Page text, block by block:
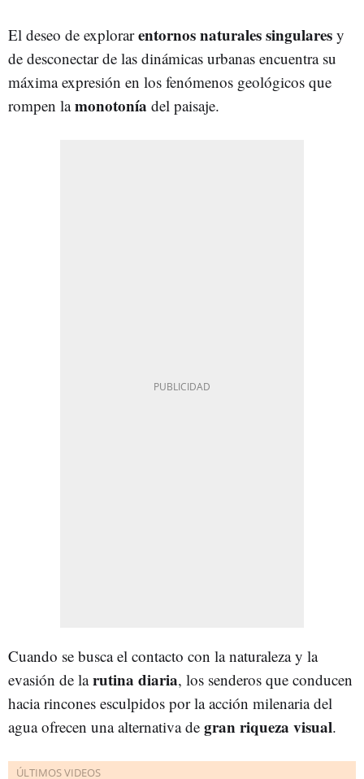
El deseo de explorarentornos naturales singulares y
de desconectar de las dinámicas urbanas encuentra su
máxima expresión en los fenómenos geológicos que
rompen lamonotonía del paisaje.
Cuando se busca el contacto con la naturaleza y la
evasión de larutina diaria, los senderos que conducen
hacia rincones esculpidos por la acción milenaria del
agua ofrecen una alternativa de gran riqueza visual.